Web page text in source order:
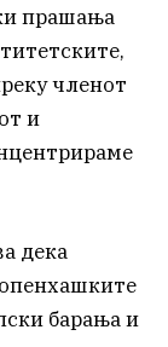
прашања
членот
и
дека
барања и